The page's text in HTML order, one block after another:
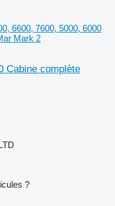
6600, 7600, 5000, 6000
Mark 2
Cabine complète
?